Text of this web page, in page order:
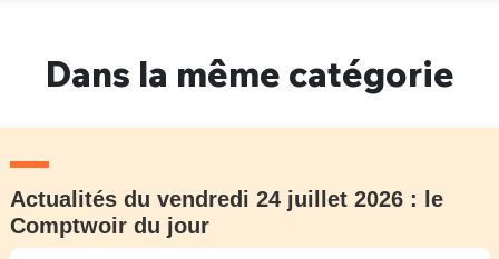
Dans la même catégorie
Actualités du vendredi 24 juillet 2026 : le
Comptwoir du jour